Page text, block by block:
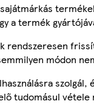
a termék
rendszeresen
módon
tudomásul vétele